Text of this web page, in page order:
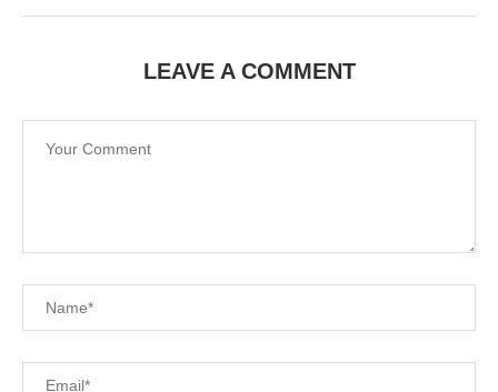
LEAVE A COMMENT